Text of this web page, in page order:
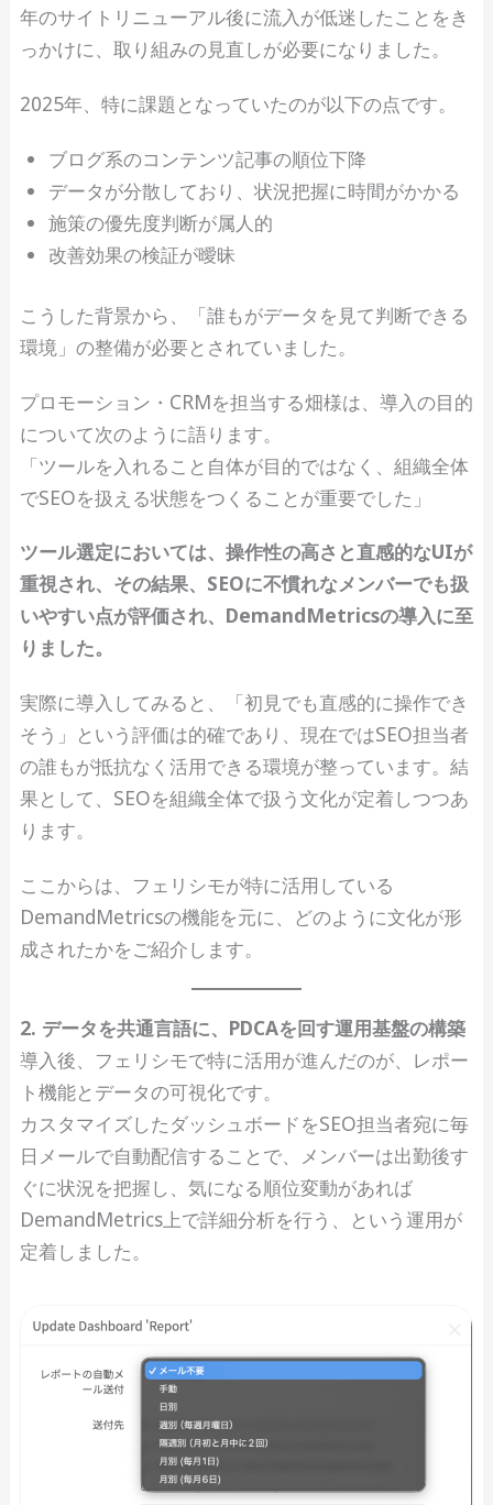
年のサイトリニューアル後に流入が低迷したことをき
っかけに、取り組みの見直しが必要になりました。
2025年、特に課題となっていたのが以下の点です。
ブログ系のコンテンツ記事の順位下降
データが分散しており、状況把握に時間がかかる
施策の優先度判断が属人的
改善効果の検証が曖昧
こうした背景から、「誰もがデータを見て判断できる
環境」の整備が必要とされていました。
プロモーション・CRMを担当する畑様は、導入の目的
について次のように語ります。
「ツールを入れること自体が目的ではなく、組織全体
でSEOを扱える状態をつくることが重要でした」
ツール選定においては、操作性の高さと直感的なUIが
重視され、その結果、SEOに不慣れなメンバーでも扱
いやすい点が評価され、DemandMetricsの導入に至
りました。
実際に導入してみると、「初見でも直感的に操作でき
そう」という評価は的確であり、現在ではSEO担当者
の誰もが抵抗なく活用できる環境が整っています。結
果として、SEOを組織全体で扱う文化が定着しつつあ
ります。
ここからは、フェリシモが特に活用している
DemandMetricsの機能を元に、どのように文化が形
成されたかをご紹介します。
2. データを共通言語に、PDCAを回す運用基盤の構築
導入後、フェリシモで特に活用が進んだのが、レポー
ト機能とデータの可視化です。
カスタマイズしたダッシュボードをSEO担当者宛に毎
日メールで自動配信することで、メンバーは出勤後す
ぐに状況を把握し、気になる順位変動があれば
DemandMetrics上で詳細分析を行う、という運用が
定着しました。